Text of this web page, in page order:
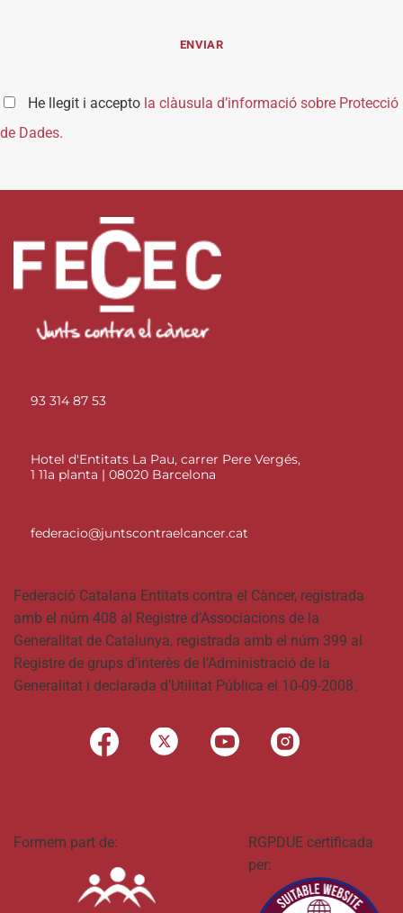
He llegit i accepto la clàusula d’informació sobre Protecció
de Dades.
93 314 87 53
Hotel d'Entitats La Pau, carrer Pere Vergés,
1 11a planta | 08020 Barcelona
federacio@juntscontraelcancer.cat
Federació Catalana Entitats contra el Càncer, registrada
amb el núm 408 al Registre d’Associacions de la
Generalitat de Catalunya, registrada amb el núm 399 al
Registre de grups d’interès de l’Administració de la
Generalitat i declarada d’Utilitat Pública el 10-09-2008.
Formem part de:
RGPDUE certificada
per: